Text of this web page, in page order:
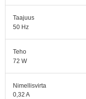
Taajuus
50 Hz
Teho
72 W
Nimellisvirta
0,32 A